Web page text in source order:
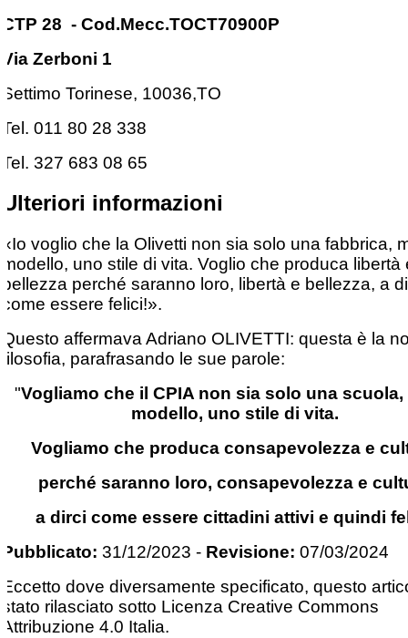
CTP 28 - Cod.Mecc.TOCT70900P
Via Zerboni 1
Settimo Torinese, 10036,TO
Tel. 011 80 28 338
Tel. 327 683 08 65
Ulteriori informazioni
«Io voglio che la Olivetti non sia solo una fabbrica,
modello, uno stile di vita. Voglio che produca libertà
bellezza perché saranno loro, libertà e bellezza, a
come essere felici!».
Questo affermava Adriano OLIVETTI: questa è la
filosofia, parafrasando le sue parole:
"Vogliamo che il CPIA non sia solo una scuola,
modello, uno stile di vita.
Vogliamo che produca consapevolezza e
perché saranno loro, consapevolezza e
a dirci come essere cittadini attivi e quindi
Pubblicato: 31/12/2023 - Revisione: 07/03/2024
Eccetto dove diversamente specificato, questo
stato rilasciato sotto Licenza Creative Commons
Attribuzione 4.0 Italia.